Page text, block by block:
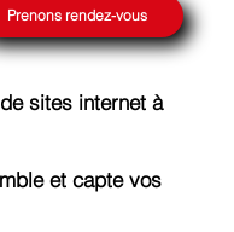
Prenons rendez-vous
sites internet à
et capte vos